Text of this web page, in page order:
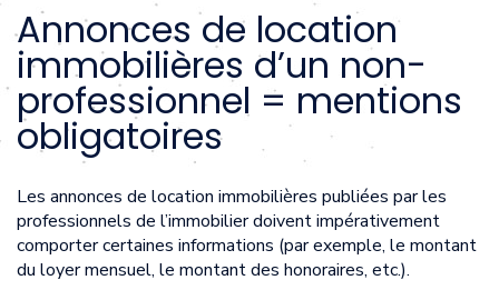
Annonces de location
immobilières d’un non-
professionnel = mentions
obligatoires
Les annonces de location immobilières publiées par les
professionnels de l’immobilier doivent impérativement
comporter certaines informations (par exemple, le montant
du loyer mensuel, le montant des honoraires, etc.).